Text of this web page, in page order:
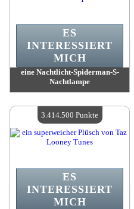
eine Nachtlicht-Spiderman-S-
Nachtlampe
Verfügbare Menge:4
ES
INTERESSIERT
MICH
ES
INTERESSIERT
MICH
3.414.500 Punkte